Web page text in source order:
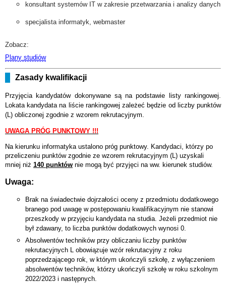
konsultant systemów IT w zakresie przetwarzania i analizy danych
specjalista informatyk, webmaster
Zobacz:
Plany studiów
Zasady kwalifikacji
Przyjęcia kandydatów dokonywane są na podstawie listy rankingowej.
Lokata kandydata na liście rankingowej zależeć będzie od liczby punktów
(L) obliczonej zgodnie z wzorem rekrutacyjnym.
UWAGA PRÓG PUNKTOWY !!!
Na kierunku informatyka ustalono próg punktowy. Kandydaci, którzy po
przeliczeniu punktów zgodnie ze wzorem rekrutacyjnym (L) uzyskali
mniej niż 140 punktów nie mogą być przyjęci na ww. kierunek studiów.
Uwaga:
Brak na świadectwie dojrzałości oceny z przedmiotu dodatkowego
branego pod uwagę w postępowaniu kwalifikacyjnym nie stanowi
przeszkody w przyjęciu kandydata na studia. Jeżeli przedmiot nie
był zdawany, to liczba punktów dodatkowych wynosi 0.
Absolwentów techników przy obliczaniu liczby punktów
rekrutacyjnych L obowiązuje wzór rekrutacyjny z roku
poprzedzającego rok, w którym ukończyli szkołę, z wyłączeniem
absolwentów techników, którzy ukończyli szkołę w roku szkolnym
2022/2023 i następnych.